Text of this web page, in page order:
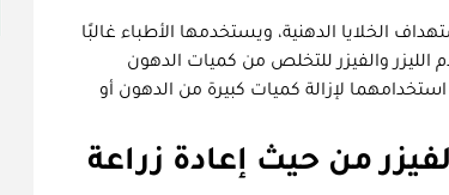
الخلايا الدهنية، ويستخدمها الأطباء غالبًا
الليزر والفيزر للتخلص من كميات الدهون
لإزالة كميات كبيرة من الدهون أو
من حيث إعادة زراعة